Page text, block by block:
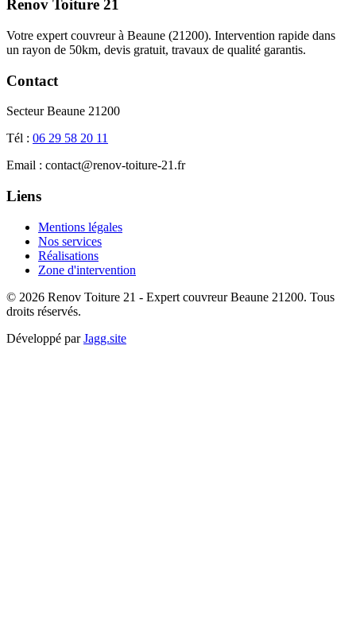
Renov Toiture 21
Votre expert couvreur à Beaune (21200). Intervention rapide dans
un rayon de 50km, devis gratuit, travaux de qualité garantis.
Contact
Secteur Beaune 21200
Tél : 06 29 58 20 11
Email : contact@renov-toiture-21.fr
Liens
Mentions légales
Nos services
Réalisations
Zone d'intervention
© 2026 Renov Toiture 21 - Expert couvreur Beaune 21200. Tous
droits réservés.
Développé parJagg.site